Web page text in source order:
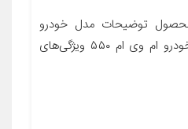
توضیحات مدل خودرو
MVM ۵۵۰ مناسب برای خودرو ام وی ام ۵۵۰ ویژگی‌های